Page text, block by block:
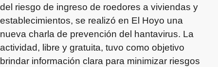
del riesgo de ingreso de roedores a viviendas y
establecimientos, se realizó en El Hoyo una
nueva charla de prevención del hantavirus. La
actividad, libre y gratuita, tuvo como objetivo
brindar información clara para minimizar riesgos